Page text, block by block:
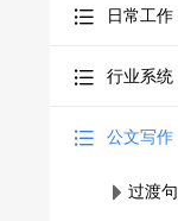
日常工作
行业系统
公文写作
过渡句